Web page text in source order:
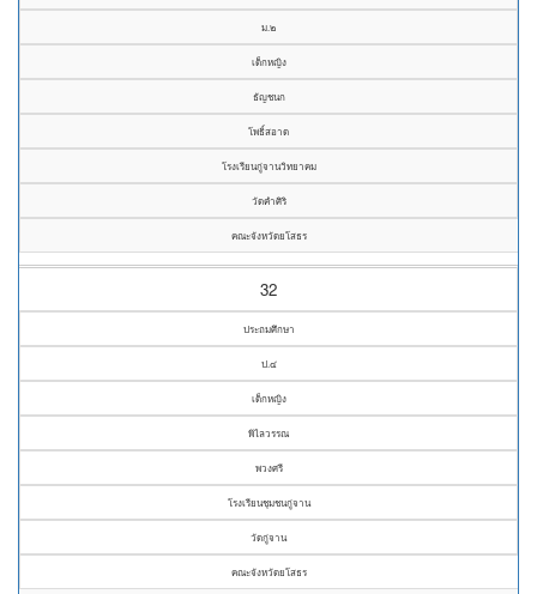
ม.๒
เด็กหญิง
ธัญชนก
โพธิ์สอาด
โรงเรียนกู่จานวิทยาคม
วัดคำศิริ
คณะจังหวัดยโสธร
32
ประถมศึกษา
ป.๔
เด็กหญิง
พิไลวรรณ
พวงศรี
โรงเรียนชุมชนกู่จาน
วัดกู่จาน
คณะจังหวัดยโสธร